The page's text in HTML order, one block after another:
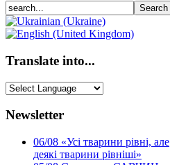
Translate into...
Newsletter
06/08 «Усі тварини рівні, але
деякі тварини рівніші»